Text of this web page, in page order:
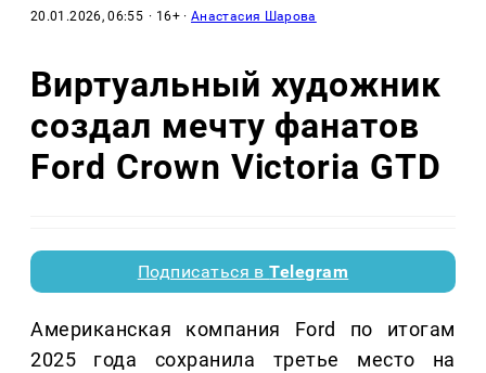
20.01.2026, 06:55 · 16+ ·Анастасия Шарова
Виртуальный художник
создал мечту фанатов
Ford Crown Victoria GTD
Подписаться вTelegram
Американская компания Ford по итогам
2025 года сохранила третье место на